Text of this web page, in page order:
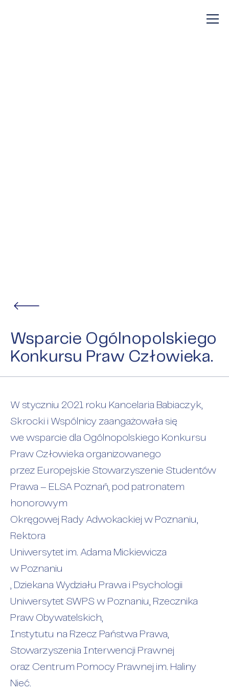
Wsparcie Ogólnopolskiego
Konkursu Praw Człowieka.
W styczniu 2021 roku Kancelaria Babiaczyk,
Skrocki i Wspólnicy zaangażowała się
we wsparcie dla Ogólnopolskiego Konkursu
Praw Człowieka organizowanego
przez Europejskie Stowarzyszenie Studentów
Prawa – ELSA Poznań, pod patronatem
honorowym
Okręgowej Rady Adwokackiej w Poznaniu
Rektora
Uniwersytet im. Adama Mickiewicza
w Poznaniu
, Dziekana Wydziału Prawa i Psychologii
Uniwersytet SWPS w Poznaniu, Rzecznika
Praw Obywatelskich,
Instytutu na Rzecz Państwa Prawa
Stowarzyszenia Interwencji Prawnej
oraz Centrum Pomocy Prawnej im. Haliny
Nieć.